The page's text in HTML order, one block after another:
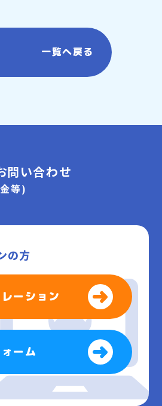
一覧へ戻る
問い合わせ
等)
の方
ーション
ーム